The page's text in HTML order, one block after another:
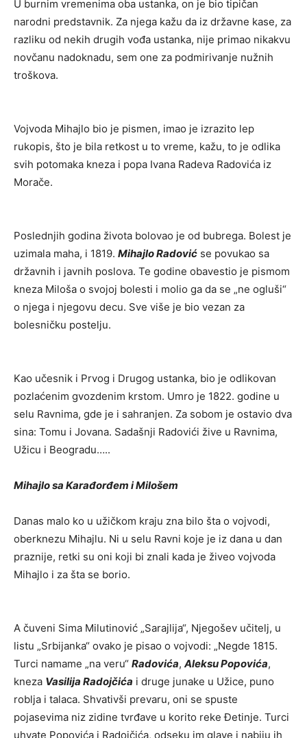
U burnim vremenima oba ustanka, on je bio tipičan
narodni predstavnik. Za njega kažu da iz državne kase, za
razliku od nekih drugih vođa ustanka, nije primao nikakvu
novčanu nadoknadu, sem one za podmirivanje nužnih
troškova.
Vojvoda Mihajlo bio je pismen, imao je izrazito lep
rukopis, što je bila retkost u to vreme, kažu, to je odlika
svih potomaka kneza i popa Ivana Radeva Radovića iz
Morače.
Poslednjih godina života bolovao je od bubrega. Bolest je
uzimala maha, i 1819. Mihajlo Radović se povukao sa
državnih i javnih poslova. Te godine obavestio je pismom
kneza Miloša o svojoj bolesti i molio ga da se „ne ogluši“
o njega i njegovu decu. Sve više je bio vezan za
bolesničku postelju.
Kao učesnik i Prvog i Drugog ustanka, bio je odlikovan
pozlaćenim gvozdenim krstom. Umro je 1822. godine u
selu Ravnima, gde je i sahranjen. Za sobom je ostavio dva
sina: Tomu i Jovana. Sadašnji Radovići žive u Ravnima,
Užicu i Beogradu…..
Mihajlo sa Karađorđem i Milošem
Danas malo ko u užičkom kraju zna bilo šta o vojvodi,
oberknezu Mihajlu. Ni u selu Ravni koje je iz dana u dan
praznije, retki su oni koji bi znali kada je živeo vojvoda
Mihajlo i za šta se borio.
A čuveni Sima Milutinović „Sarajlija“, Njegošev učitelj, u
listu „Srbijanka“ ovako je pisao o vojvodi: „Negde 1815.
Turci namame „na veru“ Radovića, Aleksu Popovića,
kneza Vasilija Radojčića i druge junake u Užice, puno
roblja i talaca. Shvativši prevaru, oni se spuste
pojasevima niz zidine tvrđave u korito reke Đetinje. Turci
uhvate Popovića i Radojčića, odseku im glave i nabiju ih